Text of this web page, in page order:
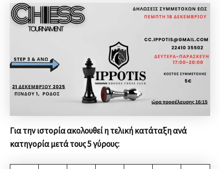
Για την ιστορία ακολουθεί η τελική κατάταξη ανά
κατηγορία μετά τους 5 γύρους: